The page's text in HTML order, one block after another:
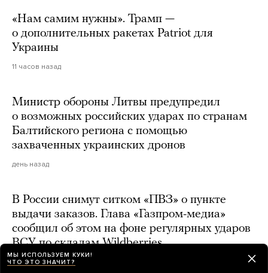
«Нам самим нужны». Трамп —
о дополнительных ракетах Patriot для
Украины
11 часов назад
Министр обороны Литвы предупредил
о возможных российских ударах по странам
Балтийского региона с помощью
захваченных украинских дронов
день назад
В России снимут ситком «ПВЗ» о пункте
выдачи заказов. Глава «Газпром-медиа»
сообщил об этом на фоне регулярных ударов
ВСУ по складам Wildberries
день назад
МЫ ИСПОЛЬЗУЕМ КУКИ!
ЧТО ЭТО ЗНАЧИТ?